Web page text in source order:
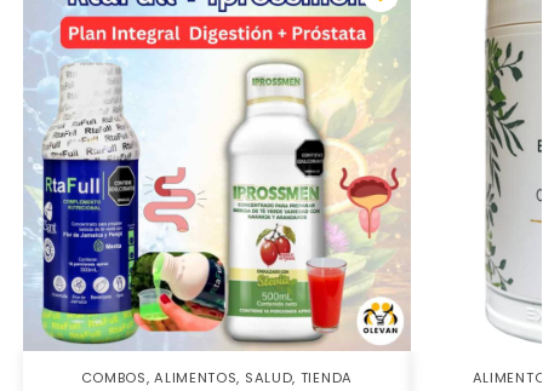
COMBOS,ALIMENTOS, SALUD, TIENDA